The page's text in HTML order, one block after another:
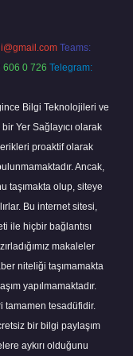
Teams:
606 0 726 Telegram:
Bilgi Teknolojileri ve
Yer Sağlayıcı olarak
proaktif olarak
Ancak,
taşımakta olup, siteye
Bu internet sitesi,
ile hiçbir bağlantısı
makaleler
niteliği taşımamakta
yapılmamaktadır.
tamamen tesadüfidir.
bir bilgi paylaşım
aykırı olduğunu